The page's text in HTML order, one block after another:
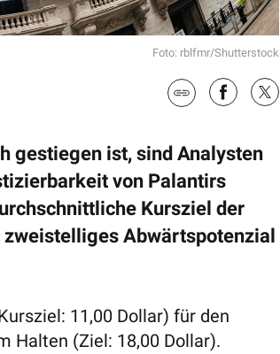
Foto: rblfmr/Shutterstock
gestiegen ist, sind Analysten
von Palantirs
Kursziel der
Abwärtspotenzial
11,00 Dollar) für den
Halten (Ziel: 18,00 Dollar).